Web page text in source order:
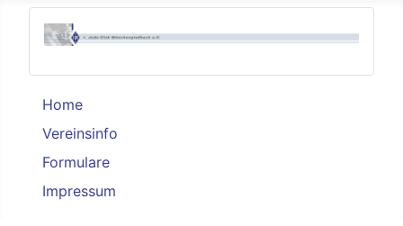
Home
Vereinsinfo
Formulare
Impressum